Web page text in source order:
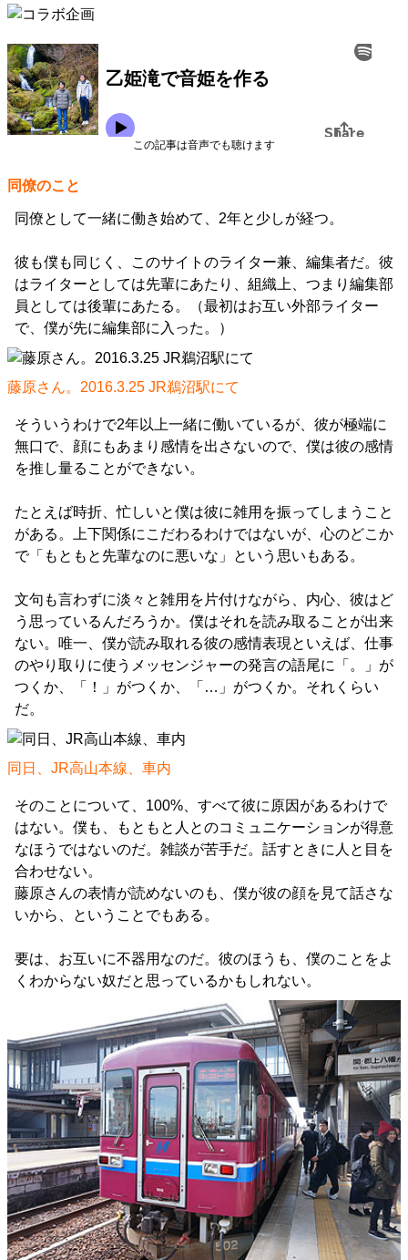
この記事は音声でも聴けます
同僚のこと
同僚として一緒に働き始めて、2年と少しが経つ。
彼も僕も同じく、このサイトのライター兼、編集者だ。彼
はライターとしては先輩にあたり、組織上、つまり編集部
員としては後輩にあたる。（最初はお互い外部ライター
で、僕が先に編集部に入った。）
藤原さん。2016.3.25 JR鵜沼駅にて
そういうわけで2年以上一緒に働いているが、彼が極端に
無口で、顔にもあまり感情を出さないので、僕は彼の感情
を推し量ることができない。
たとえば時折、忙しいと僕は彼に雑用を振ってしまうこと
がある。上下関係にこだわるわけではないが、心のどこか
で「もともと先輩なのに悪いな」という思いもある。
文句も言わずに淡々と雑用を片付けながら、内心、彼はど
う思っているんだろうか。僕はそれを読み取ることが出来
ない。唯一、僕が読み取れる彼の感情表現といえば、仕事
のやり取りに使うメッセンジャーの発言の語尾に「。」が
つくか、「！」がつくか、「…」がつくか。それくらい
だ。
同日、JR高山本線、車内
そのことについて、100%、すべて彼に原因があるわけで
はない。僕も、もともと人とのコミュニケーションが得意
なほうではないのだ。雑談が苦手だ。話すときに人と目を
合わせない。
藤原さんの表情が読めないのも、僕が彼の顔を見て話さな
いから、ということでもある。
要は、お互いに不器用なのだ。彼のほうも、僕のことをよ
くわからない奴だと思っているかもしれない。